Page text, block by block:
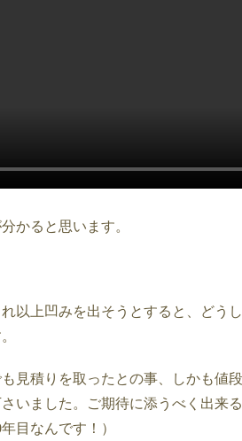
かると思います。
以上凹みを出そうとすると、どう
見積りを取ったとの事、しかも値
いました。ご期待に添うべく出来
目なんです！）